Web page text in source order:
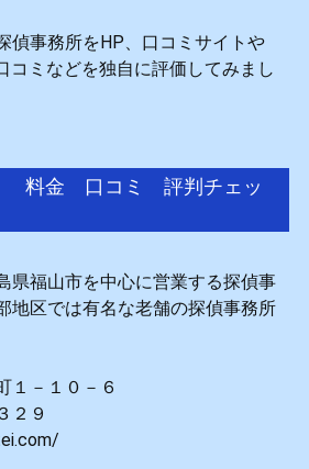
偵事務所をHP、口コミサイトや
コミなどを独自に評価してみまし
料金 口コミ 評判チェッ
県福山市を中心に営業する探偵事
地区では有名な老舗の探偵事務所
１－１０－６
２９